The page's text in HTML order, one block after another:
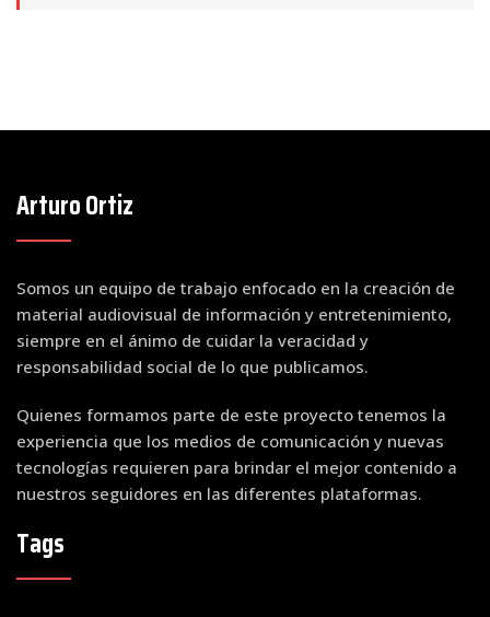
Arturo Ortiz
Somos un equipo de trabajo enfocado en la creación de
material audiovisual de información y entretenimiento,
siempre en el ánimo de cuidar la veracidad y
responsabilidad social de lo que publicamos.
Quienes formamos parte de este proyecto tenemos la
experiencia que los medios de comunicación y nuevas
tecnologías requieren para brindar el mejor contenido a
nuestros seguidores en las diferentes plataformas.
Tags